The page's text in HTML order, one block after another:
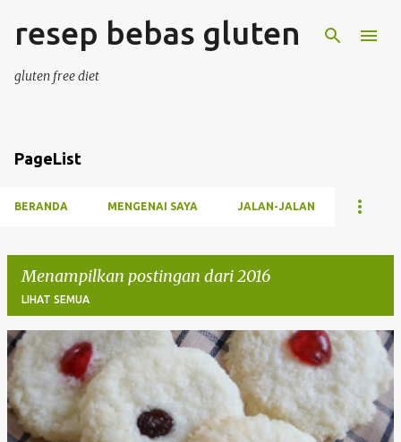
Langsung ke konten utama
resep bebas gluten
gluten free diet
PageList
BERANDA MENGENAI SAYA JALAN-JALAN
Menampilkan postingan dari 2016
LIHAT SEMUA
P
o
s
t